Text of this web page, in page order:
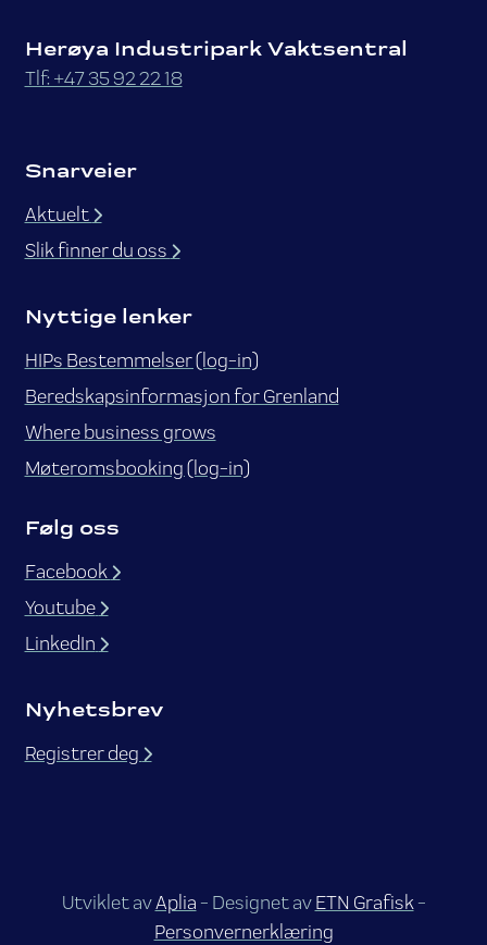
Herøya Industripark Vaktsentral
Tlf: +47 35 92 22 18
Snarveier
Aktuelt
Slik finner du oss
Nyttige lenker
HIPs Bestemmelser (log-in)
Beredskapsinformasjon for Grenland
Where business grows
Møteromsbooking (log-in)
Følg oss
Facebook
Youtube
LinkedIn
Nyhetsbrev
Registrer deg
Utviklet avAplia- Designet avETN Grafisk-
Personvernerklæring